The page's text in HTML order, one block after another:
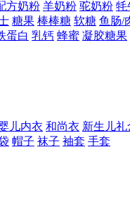
方奶粉 羊奶粉 驼奶粉 牦
糖果 棒棒糖 软糖 鱼肠/
蛋白 乳钙 蜂蜜 凝胶糖果
儿内衣 和尚衣 新生儿礼
帽子 袜子 袖套 手套